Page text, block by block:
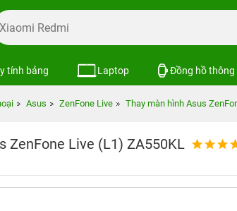
tính bảng Laptop Đồng hồ thông
Asus ZenFone Live Thay màn hình Asus
ZenFone Live (L1) ZA550KL